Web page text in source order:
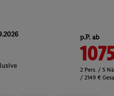
p.P. ab
2 Pers. / 5
/ 2149 €